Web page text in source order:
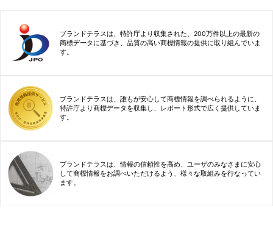
ブランドテラスは、特許庁より収集された、200万件以上の最新の
商標データに基づき、品質の高い商標情報の提供に取り組んでいま
す。
ブランドテラスは、誰もが安心して商標情報を調べられるように、
特許庁より商標データを収集し、レポート形式で広く提供していま
す。
ブランドテラスは、情報の信頼性を高め、ユーザのみなさまに安心
して商標情報をお調べいただけるよう、様々な取組みを行なってい
ます。